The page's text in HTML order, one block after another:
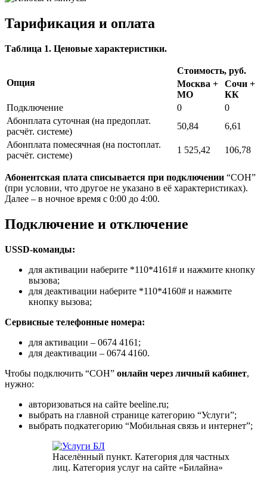
Тарификация и оплата
Таблица 1. Ценовые характеристики.
Опция
Стоимость, руб.
Москва +
МО
Сочи +
КК
Подключение
0
0
Абонплата суточная (на предоплат.
расчёт. системе)
50,84
6,61
Абонплата помесячная (на постоплат.
расчёт. системе)
1 525,42 106,78
Абонентская плата списывается при подключении “СОН”
(при условии, что другое не указано в её характеристиках).
Далее – в ночное время с 0:00 до 4:00.
Подключение и отключение
USSD-команды:
для активации наберите *110*4161# и нажмите кнопку
вызова;
для деактивации наберите *110*4160# и нажмите
кнопку вызова;
Сервисные телефонные номера:
для активации – 0674 4161;
для деактивации – 0674 4160.
Чтобы подключить “СОН” онлайн через личный кабинет,
нужно:
авторизоваться на сайте beeline.ru;
выбрать на главной странице категорию “Услуги”;
выбрать подкатегорию “Мобильная связь и интернет”;
Населённый пункт. Категория для частных
лиц. Категория услуг на сайте «Билайна»